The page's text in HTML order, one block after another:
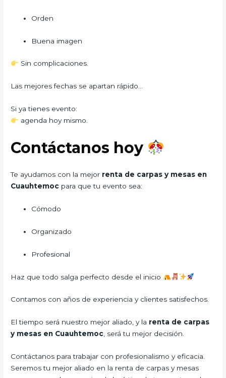
Orden
Buena imagen
Sin complicaciones.
Las mejores fechas se apartan rápido…
Si ya tienes evento:
agenda hoy mismo.
Contáctanos hoy
Te ayudamos con la mejor renta de carpas y mesas en
Cuauhtemoc para que tu evento sea:
Cómodo
Organizado
Profesional
Haz que todo salga perfecto desde el inicio
Contamos con años de experiencia y clientes satisfechos.
El tiempo será nuestro mejor aliado, y la renta de carpas
y mesas en Cuauhtemoc, será tu mejor decisión.
Contáctanos para trabajar con profesionalismo y eficacia.
Seremos tu mejor aliado en la renta de carpas y mesas